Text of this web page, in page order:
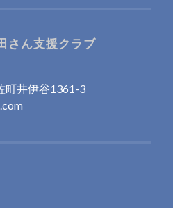
さん支援クラブ
町井伊谷1361-3